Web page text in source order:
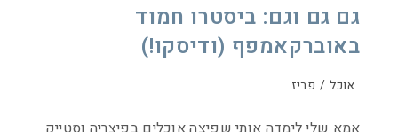
גם גם וגם: ביסטרו חמוד
באוברקאמפף (ודיסקו!)
אוכל / פריז